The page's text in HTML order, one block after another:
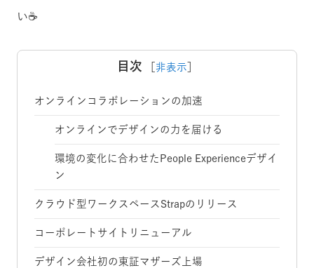
い☕️
目次 非表示
オンラインコラボレーションの加速
オンラインでデザインの力を届ける
環境の変化に合わせたPeople Experienceデザイ
ン
クラウド型ワークスペースStrapのリリース
コーポレートサイトリニューアル
デザイン会社初の東証マザーズ上場